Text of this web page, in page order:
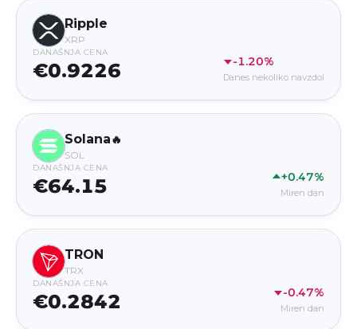
Ripple
XRP
DANAŠNJA CENA
€0.9226 -1.20%
Danes nekoliko navzdol
Solana🔥
SOL
DANAŠNJA CENA
€64.15 +0.47%
Miren dan
TRON
TRX
DANAŠNJA CENA
€0.2842 -0.47%
Miren dan